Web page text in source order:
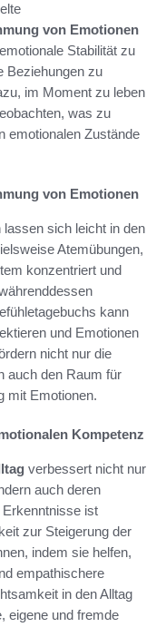
von Emotionen
Stabilität zu
Beziehungen zu
im Moment zu leben
was zu
emotionalen Zustände
von Emotionen
sich leicht in den
Atemübungen,
konzentriert und
kann
und Emotionen
nicht nur die
auch den Raum für
mit Emotionen.
Kompetenz
verbessert nicht nur
auch deren
ist
zur Steigerung der
indem sie helfen,
empathischere
in den Alltag
eigene und fremde